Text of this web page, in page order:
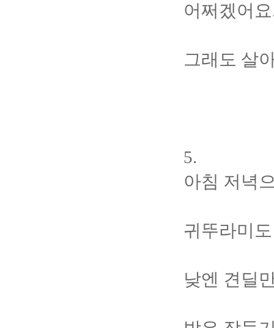
어쩌겠어
그래도 살
5.
아침 저녁
귀뚜라미
낮엔 견딜